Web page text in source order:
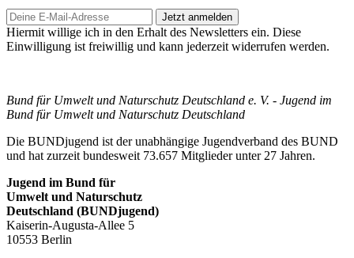
Jetzt anmelden
Hiermit willige ich in den Erhalt des Newsletters ein. Diese
Einwilligung ist freiwillig und kann jederzeit widerrufen werden.
Bund für Umwelt und Naturschutz Deutschland e. V. - Jugend im
Bund für Umwelt und Naturschutz Deutschland
Die BUNDjugend ist der unabhängige Jugendverband des BUND
und hat zurzeit bundesweit 73.657 Mitglieder unter 27 Jahren.
Jugend im Bund für
Umwelt und Naturschutz
Deutschland (BUNDjugend)
Kaiserin-Augusta-Allee 5
10553 Berlin